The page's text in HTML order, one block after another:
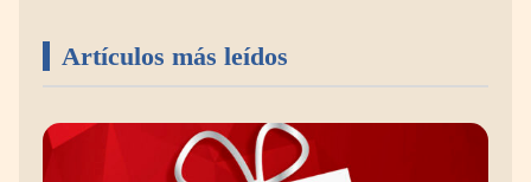
deportivos para gimnasios en México
Artículos más leídos